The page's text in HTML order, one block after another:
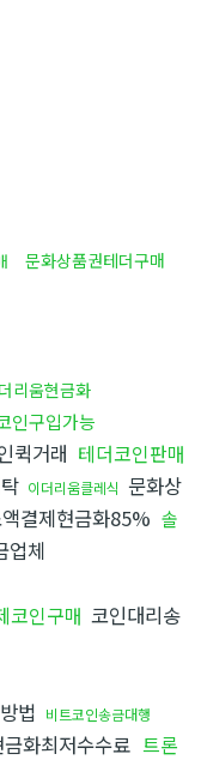
문화상품권테더구매
리움현금화
인구입가능
퀵거래 테더코인판매
이더리움클레식 문화상
결제현금화85% 솔
업체
코인구매 코인대리송
법 비트코인송금대행
금화최저수수료 트론